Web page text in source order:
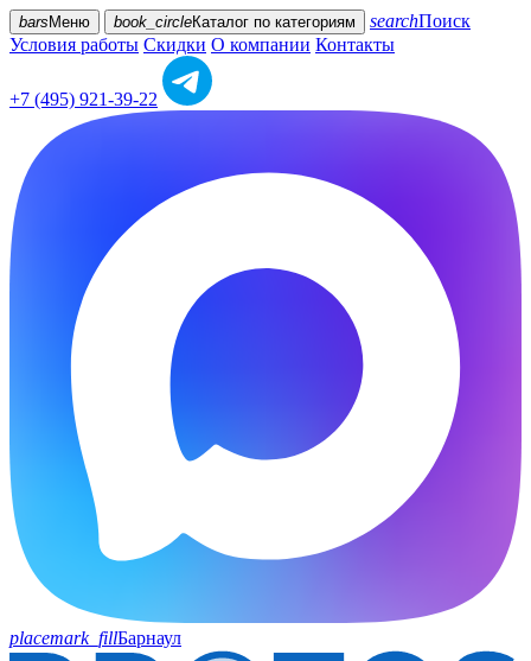
bars Меню book_circleКаталог по категориям searchПоиск
Условия работы Скидки О компании Контакты
+7 (495) 921-39-22
placemark_fillБарнаул